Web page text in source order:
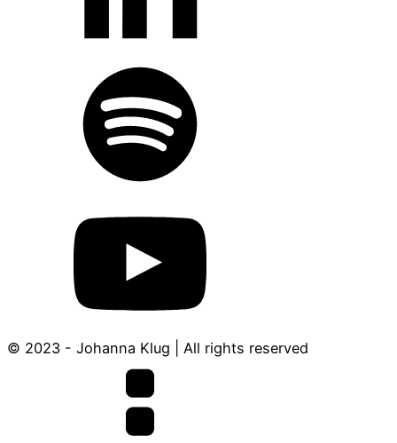
© 2023 - Johanna Klug | All rights reserved